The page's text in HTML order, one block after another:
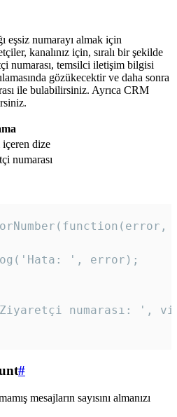
eşsiz numarayı almak için
kanalınız için, sıralı bir şekilde
numarası, temsilci iletişim bilgisi
gözükecektir ve daha sonra
ile bulabilirsiniz. Ayrıca CRM
içeren dize
numarası
', error);
numarası: ',
#
mesajların sayısını almanızı